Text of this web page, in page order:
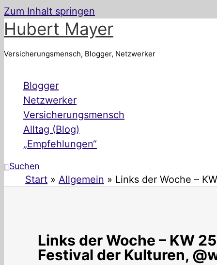
Zum Inhalt springen
Hubert Mayer
Versicherungsmensch, Blogger, Netzwerker
Blogger
Netzwerker
Versicherungsmensch
Alltag (Blog)
„Empfehlungen“
Suchen
Start Allgemein Links der Woche –
Links der Woche – KW
Festival der Kulturen,